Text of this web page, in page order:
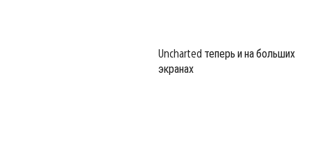
Uncharted теперь и на больших
экранах